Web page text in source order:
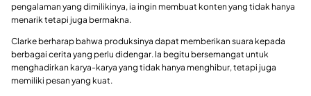
pengalaman yang dimilikinya, ia ingin membuat konten yang tidak hanya
menarik tetapi juga bermakna.
Clarke berharap bahwa produksinya dapat memberikan suara kepada
berbagai cerita yang perlu didengar. Ia begitu bersemangat untuk
menghadirkan karya-karya yang tidak hanya menghibur, tetapi juga
memiliki pesan yang kuat.